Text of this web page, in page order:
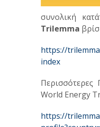
συνολική
Trilemma
https://
index
Περισσότερες
World Energy
https://